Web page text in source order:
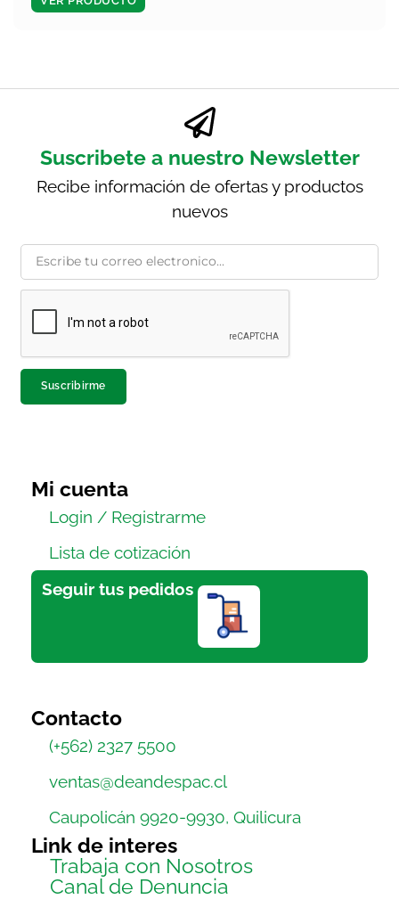
Suscribete a nuestro Newsletter
Recibe información de ofertas y productos
nuevos
Suscribirme
Mi cuenta
Login / Registrarme
Lista de cotización
Seguir tus pedidos
Contacto
(+562) 2327 5500
ventas@deandespac.cl
Caupolicán 9920-9930, Quilicura
Link de interes
Trabaja con Nosotros
Canal de Denuncia